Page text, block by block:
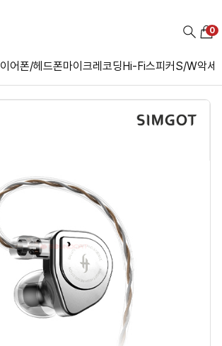
이어폰/헤드폰마이크레코딩Hi-Fi스피커S/W악세
0